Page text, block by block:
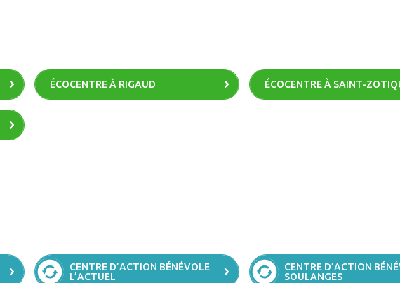
ÉCOCENTRE À RIGAUD ÉCOCENTRE À SAINT-
CENTRE D’ACTION BÉNÉVOLE
L’ACTUEL
CENTRE D’ACTION
SOULANGES